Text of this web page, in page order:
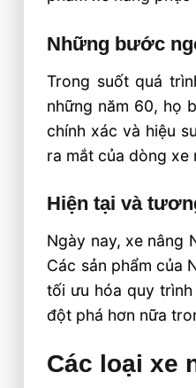
Những bước
Trong suốt quá
những năm 60, họ
chính xác và hiệu
ra mắt của dòng xe
Hiện tại và
Ngày nay, xe nâng
Các sản phẩm của
tối ưu hóa quy
đột phá hơn nữa
Các loại xe